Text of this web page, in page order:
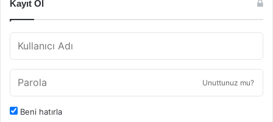
Kayıt Ol
Unuttunuz mu?
Beni hatırla